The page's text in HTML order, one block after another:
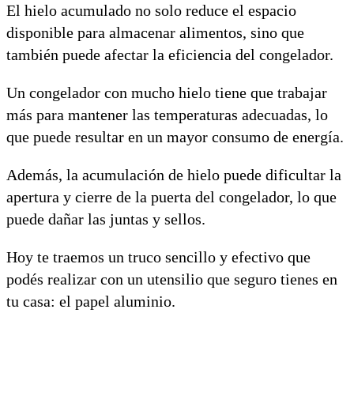
El hielo acumulado no solo reduce el espacio
disponible para almacenar alimentos, sino que
también puede afectar la eficiencia del congelador.
Un congelador con mucho hielo tiene que trabajar
más para mantener las temperaturas adecuadas, lo
que puede resultar en un mayor consumo de energía.
Además, la acumulación de hielo puede dificultar la
apertura y cierre de la puerta del congelador, lo que
puede dañar las juntas y sellos.
Hoy te traemos un truco sencillo y efectivo que
podés realizar con un utensilio que seguro tienes en
tu casa: el papel aluminio.